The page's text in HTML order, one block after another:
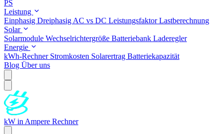
PS
Leistung
Einphasig Dreiphasig AC vs DC LeistungsfaktorLastberechnung
Solar
Solarmodule Wechselrichtergröße Batteriebank Laderegler
Energie
kWh-Rechner Stromkosten Solarertrag Batteriekapazität
Blog Über uns
kW in Ampere Rechner